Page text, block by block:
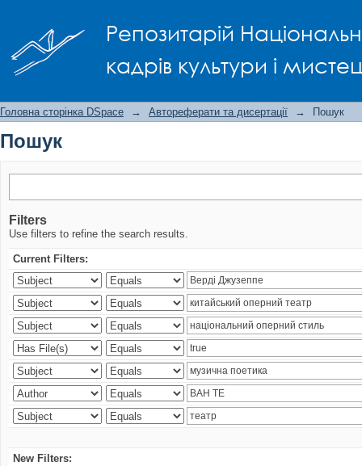
Репозитарій
кадрів культури і
Головна сторінка DSpace → Автореферати та дисертації → Пошук
Пошук
Filters
Use filters to refine the search results.
Current Filters:
New Filters: